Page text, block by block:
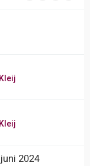
2024